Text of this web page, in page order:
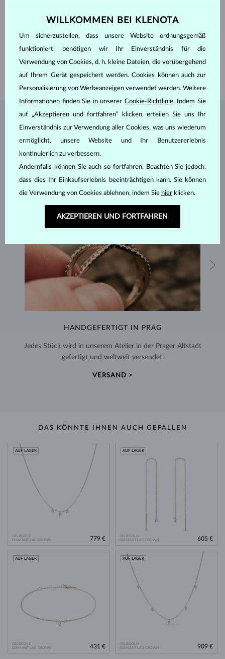
REINHEITVS
GEWICHT0.170 ct
LÄNGE 420 mm
GEWICHT 1.20 g
SCHMUCK AUS DEM KLENOTA ATELIER
HANDGEFERTIGT IN PRAG
Jedes Stück wird in unserem Atelier in der Prager Altstadt
gefertigt und weltweit versendet.
VERSAND >
DAS KÖNNTE IHNEN AUCH GEFALLEN
GELBGOLD
DIAMANT LAB GROWN
AUF LAGER
779 €
GELBGOLD
DIAMANT LAB GROWN
AUF LAGER
605 €
GELBGOLD
DIAMANT LAB GROWN
AUF LAGER
431 €
GELBGOLD
DIAMANT LAB GROWN
AUF LAGER
909 €
WILLKOMMEN BEI KLENOTA
Um sicherzustellen, dass unsere Website ordnungsgemäß
funktioniert, benötigen wir Ihr Einverständnis für die
Verwendung von Cookies, d. h. kleine Dateien, die vorübergehend
auf Ihrem Gerät gespeichert werden. Cookies können auch zur
Personalisierung von Werbeanzeigen verwendet werden. Weitere
Informationen finden Sie in unserer Cookie-Richtlinie. Indem Sie
auf „Akzeptieren und fortfahren“ klicken, erteilen Sie uns Ihr
Einverständnis zur Verwendung aller Cookies, was uns wiederum
ermöglicht, unsere Website und Ihr Benutzererlebnis
kontinuierlich zu verbessern.
Andernfalls können Sie auch so fortfahren. Beachten Sie jedoch,
dass dies Ihr Einkaufserlebnis beeinträchtigen kann. Sie können
die Verwendung von Cookies ablehnen, indem Sie hier klicken.
AKZEPTIEREN UND FORTFAHREN